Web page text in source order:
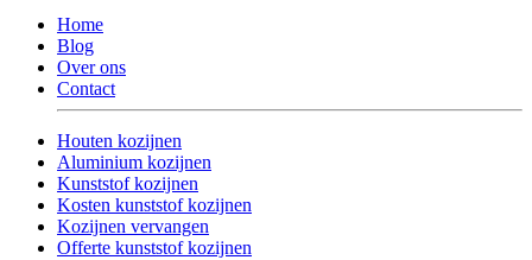
Home
Blog
Over ons
Contact
Houten kozijnen
Aluminium kozijnen
Kunststof kozijnen
Kosten kunststof kozijnen
Kozijnen vervangen
Offerte kunststof kozijnen